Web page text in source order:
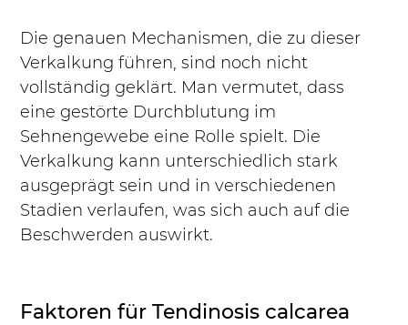
Die genauen Mechanismen, die zu dieser
Verkalkung führen, sind noch nicht
vollständig geklärt. Man vermutet, dass
eine gestörte Durchblutung im
Sehnengewebe eine Rolle spielt. Die
Verkalkung kann unterschiedlich stark
ausgeprägt sein und in verschiedenen
Stadien verlaufen, was sich auch auf die
Beschwerden auswirkt.
Faktoren für Tendinosis calcarea